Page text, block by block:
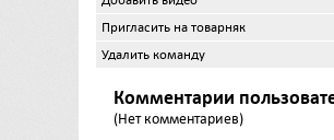
Пригласить на товарняк
Удалить команду
Комментарии
(Нет комментариев)